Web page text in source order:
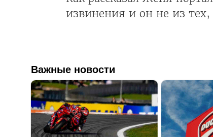
извинения и он не из
Важные новости